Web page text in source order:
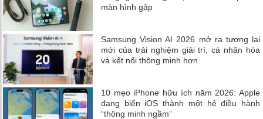
màn hình gập
Samsung Vision AI 2026 mở ra tương lai
mới của trải nghiệm giải trí, cá nhân hóa
và kết nối thông minh hơn
10 mẹo iPhone hữu ích năm 2026: Apple
đang biến iOS thành một hệ điều hành
“thông minh ngầm”